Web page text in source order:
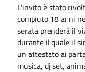
L'invito è stato
compiuto 18 anni
serata prenderà il
durante il quale il
un attestato ai
musica, dj set,